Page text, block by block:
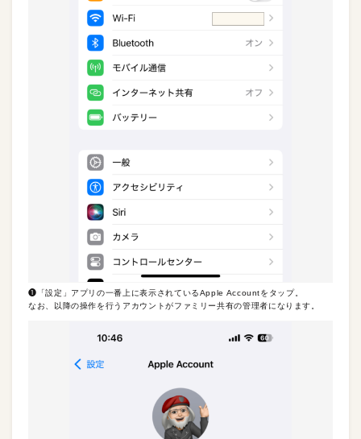
❶「設定」アプリの一番上に表示されているApple Accountをタップ。
なお、以降の操作を行うアカウントがファミリー共有の管理者になります。